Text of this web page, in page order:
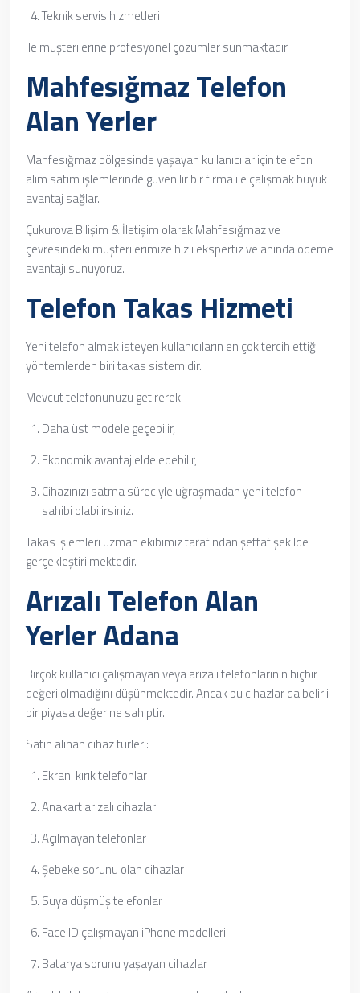
Teknik servis hizmetleri
ile müşterilerine profesyonel çözümler sunmaktadır.
Mahfesığmaz Telefon
Alan Yerler
Mahfesığmaz bölgesinde yaşayan kullanıcılar için telefon
alım satım işlemlerinde güvenilir bir firma ile çalışmak büyük
avantaj sağlar.
Çukurova Bilişim & İletişim olarak Mahfesığmaz ve
çevresindeki müşterilerimize hızlı ekspertiz ve anında ödeme
avantajı sunuyoruz.
Telefon Takas Hizmeti
Yeni telefon almak isteyen kullanıcıların en çok tercih ettiği
yöntemlerden biri takas sistemidir.
Mevcut telefonunuzu getirerek:
Daha üst modele geçebilir,
Ekonomik avantaj elde edebilir,
Cihazınızı satma süreciyle uğraşmadan yeni telefon
sahibi olabilirsiniz.
Takas işlemleri uzman ekibimiz tarafından şeffaf şekilde
gerçekleştirilmektedir.
Arızalı Telefon Alan
Yerler Adana
Birçok kullanıcı çalışmayan veya arızalı telefonlarının hiçbir
değeri olmadığını düşünmektedir. Ancak bu cihazlar da belirli
bir piyasa değerine sahiptir.
Satın alınan cihaz türleri:
Ekranı kırık telefonlar
Anakart arızalı cihazlar
Açılmayan telefonlar
Şebeke sorunu olan cihazlar
Suya düşmüş telefonlar
Face ID çalışmayan iPhone modelleri
Batarya sorunu yaşayan cihazlar